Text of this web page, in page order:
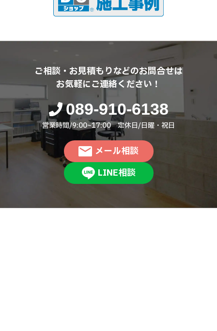
ご相談・お見積もりなどのお問合せは
お気軽にご連絡ください！
089-910-6138
営業時間/9:00~17:00 定休日/日曜・祝日
メール相談
LINE相談